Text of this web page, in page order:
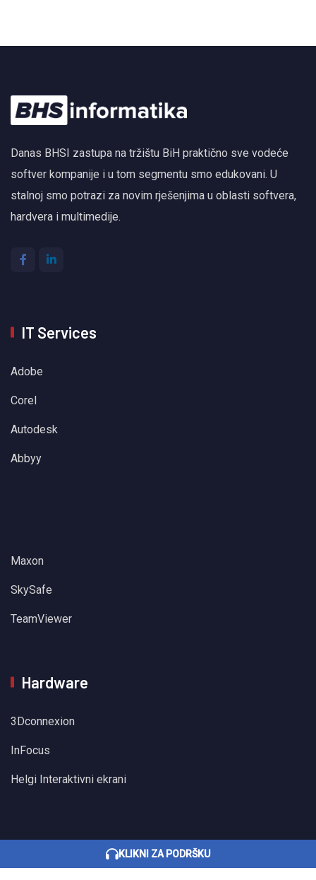
Danas BHSI zastupa na tržištu BiH praktično sve vodeće
softver kompanije i u tom segmentu smo edukovani. U
stalnoj smo potrazi za novim rješenjima u oblasti softvera,
hardvera i multimedije.
IT Services
Adobe
Corel
Autodesk
Abbyy
Maxon
SkySafe
TeamViewer
Hardware
3Dconnexion
InFocus
Helgi Interaktivni ekrani
Sva prava pridržana © 2022 BHSInformatika
KLIKNI ZA PODRŠKU